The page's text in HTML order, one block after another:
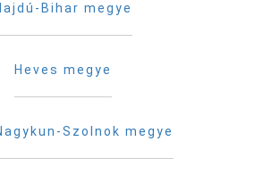
Bihar megye
Heves megye
Szolnok megye